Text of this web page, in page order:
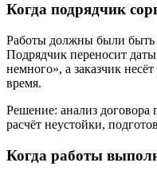
Когда подрядчик
Работы должны были быть
Подрядчик переносит
немного», а заказчик
время.
Решение: анализ договора
расчёт неустойки,
Когда работы